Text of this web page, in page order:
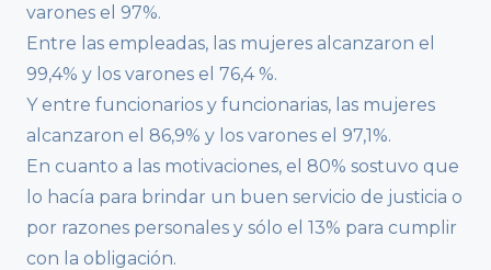
varones el 97%.
Entre las empleadas, las mujeres alcanzaron el
99,4% y los varones el 76,4 %.
Y entre funcionarios y funcionarias, las mujeres
alcanzaron el 86,9% y los varones el 97,1%.
En cuanto a las motivaciones, el 80% sostuvo que
lo hacía para brindar un buen servicio de justicia o
por razones personales y sólo el 13% para cumplir
con la obligación.